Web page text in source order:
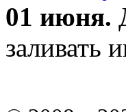
01 июня.
заливать